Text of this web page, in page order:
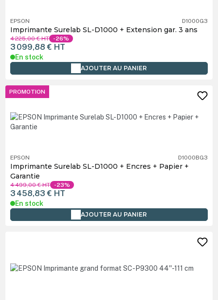
EPSON D1000G3
Imprimante Surelab SL-D1000 + Extension gar. 3 ans
4 225,00 €HT -26%
3 099,88 € HT
En stock
AJOUTER AU PANIER
PROMOTION
EPSON D1000BG3
Imprimante Surelab SL-D1000 + Encres + Papier +
Garantie
4 499,00 €HT -23%
3 458,83 € HT
En stock
AJOUTER AU PANIER